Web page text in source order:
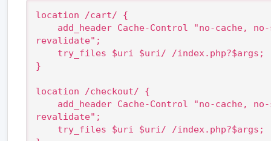
location /cart/ {
revalidate";
}
location /checkout/ {
revalidate";